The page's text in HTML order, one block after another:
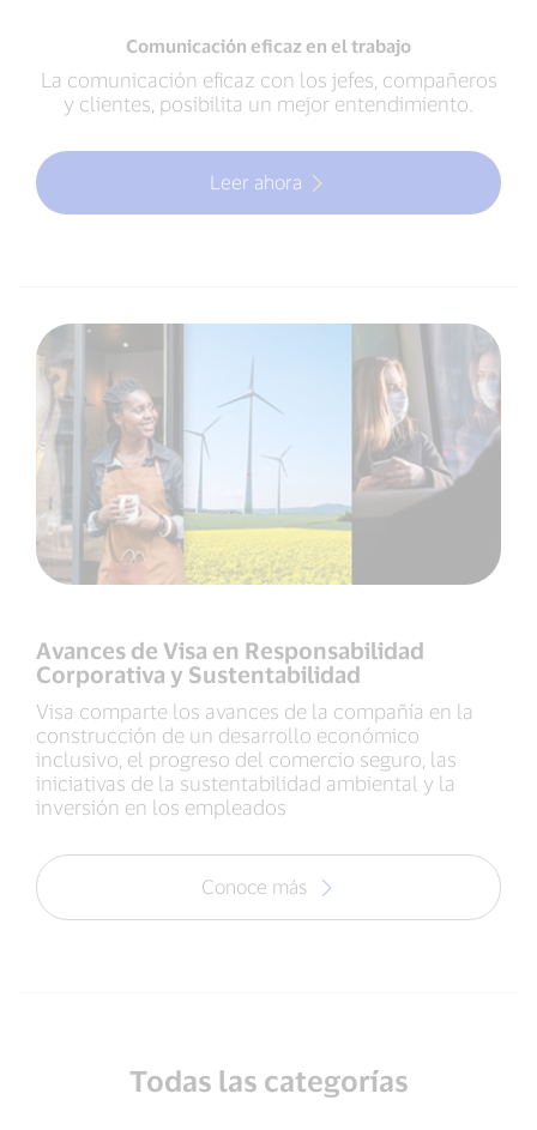
Comunicación eficaz en el trabajo
La comunicación eficaz con los jefes, compañeros
y clientes, posibilita un mejor entendimiento.
Leer ahora
Avances de Visa en Responsabilidad
Corporativa y Sustentabilidad
Visa comparte los avances de la compañía en la
construcción de un desarrollo económico
inclusivo, el progreso del comercio seguro, las
iniciativas de la sustentabilidad ambiental y la
inversión en los empleados
Conoce más
Todas las categorías